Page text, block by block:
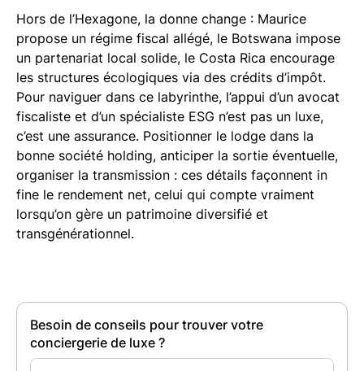
Hors de l’Hexagone, la donne change : Maurice
propose un régime fiscal allégé, le Botswana impose
un partenariat local solide, le Costa Rica encourage
les structures écologiques via des crédits d’impôt.
Pour naviguer dans ce labyrinthe, l’appui d’un avocat
fiscaliste et d’un spécialiste ESG n’est pas un luxe,
c’est une assurance. Positionner le lodge dans la
bonne société holding, anticiper la sortie éventuelle,
organiser la transmission : ces détails façonnent in
fine le rendement net, celui qui compte vraiment
lorsqu’on gère un patrimoine diversifié et
transgénérationnel.
Besoin de conseils pour trouver votre
conciergerie de luxe ?